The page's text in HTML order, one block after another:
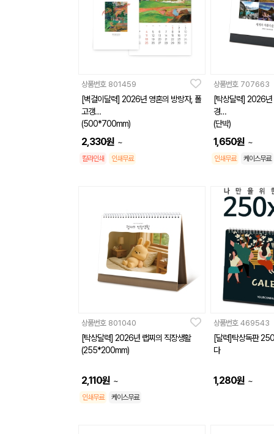
상품번호 801459
[벽걸이달력] 2026년 영혼의 방랑자, 폴
고갱
(500*700mm)
2,330원 ~
칼라인쇄 인쇄무료
상품번호 707663
[탁상달력] 2026년
경
(단박)
(260*190mm)
1,650원 ~
인쇄무료 케이스무료
상품번호 801040
[탁상달력] 2026년 랩찌의 직장생활
(255*200mm)
2,110원 ~
인쇄무료 케이스무료
상품번호 469543
[달력]탁상독판
다
1,280원 ~